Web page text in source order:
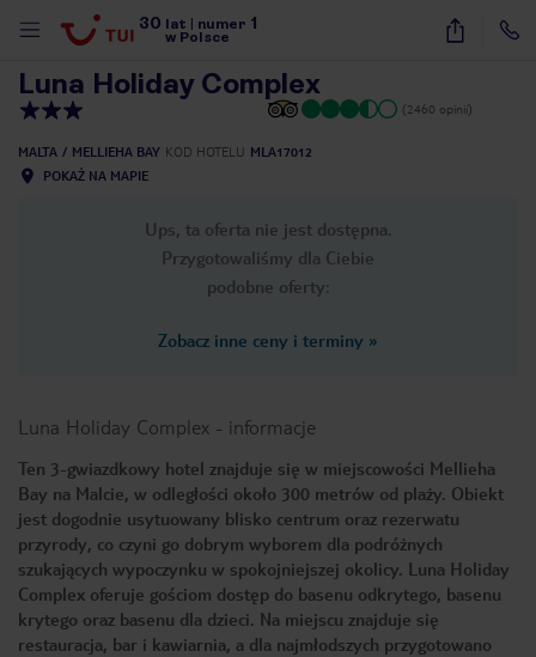
30 lat numer 1
w Polsce
41
Luna Holiday Complex
(2460 opinii)
MALTA MELLIEHA BAY KOD HOTELU MLA17012
POKAŻ NA MAPIE
Ups, ta oferta nie jest dostępna.
Przygotowaliśmy dla Ciebie
podobne oferty:
Zobacz inne ceny i terminy »
Luna Holiday Complex - informacje
Ten 3-gwiazdkowy hotel znajduje się w miejscowości Mellieha
Bay na Malcie, w odległości około 300 metrów od plaży. Obiekt
jest dogodnie usytuowany blisko centrum oraz rezerwatu
przyrody, co czyni go dobrym wyborem dla podróżnych
szukających wypoczynku w spokojniejszej okolicy. Luna Holiday
Complex oferuje gościom dostęp do basenu odkrytego, basenu
krytego oraz basenu dla dzieci. Na miejscu znajduje się
restauracja, bar i kawiarnia, a dla najmłodszych przygotowano